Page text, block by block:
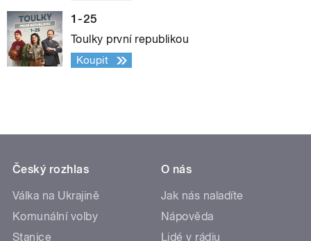
1-25
Toulky první republikou
Koupit
Český rozhlas
Válka na Ukrajině
Komunální volby
Stanice
O nás
Jak nás naladíte
Nápověda
Lidé v rádiu